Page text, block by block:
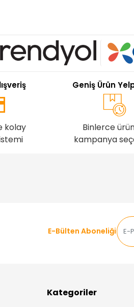
kolay
Geniş Ürün
Binlerce
kampanya
E-Bülten Aboneliği
Kategoriler